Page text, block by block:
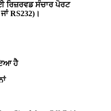
ਰਿਜ਼ਰਵਡ ਸੰਚਾਰ ਪੋਰਟ
RS232)।
ਹੈ